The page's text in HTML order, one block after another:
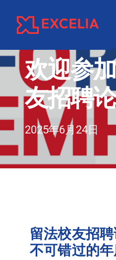
校区介绍
学院
项目专业介绍
国际交流合作
在线申请与咨询
欢迎参
友招聘
2025年6月24日
留法校友招
不可错过的